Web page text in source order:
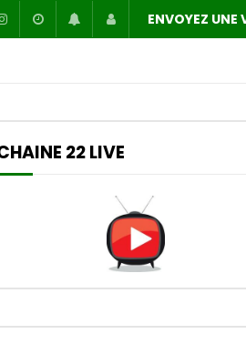
ENVOYEZ UNE
22 LIVE